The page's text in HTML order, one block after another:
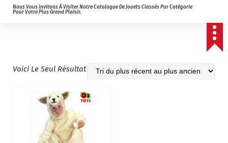
Nous Vous Invitons À Visiter Notre Catalogue De Jouets Classés Par Catégorie
Pour Votre Plus Grand Plaisir.
Voici Le Seul Résultat